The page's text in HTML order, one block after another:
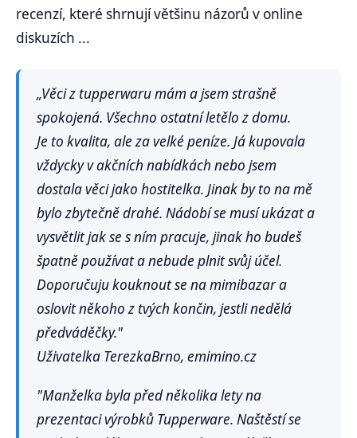
recenzí, které shrnují většinu názorů v online
diskuzích ...
„Věci z tupperwaru mám a jsem strašně
spokojená. Všechno ostatní letělo z domu.
Je to kvalita, ale za velké peníze. Já kupovala
vždycky v akčních nabídkách nebo jsem
dostala věci jako hostitelka. Jinak by to na mě
bylo zbytečně drahé. Nádobí se musí ukázat a
vysvětlit jak se s ním pracuje, jinak ho budeš
špatně používat a nebude plnit svůj účel.
Doporučuju kouknout se na mimibazar a
oslovit někoho z tvých končin, jestli nedělá
předváděčky."
Uživatelka TerezkaBrno, emimino.cz
"Manželka byla před několika lety na
prezentaci výrobků Tupperware. Naštěstí se